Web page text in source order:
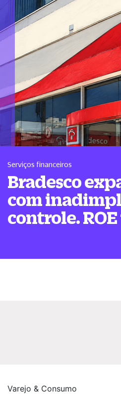
Serviços financeiros
Bradesco
com
controle. ROE
Varejo & Consumo